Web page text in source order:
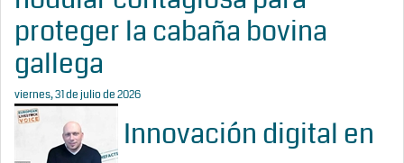
proteger la cabaña bovina
gallega
viernes, 31 de julio de 2026
Innovación digital en